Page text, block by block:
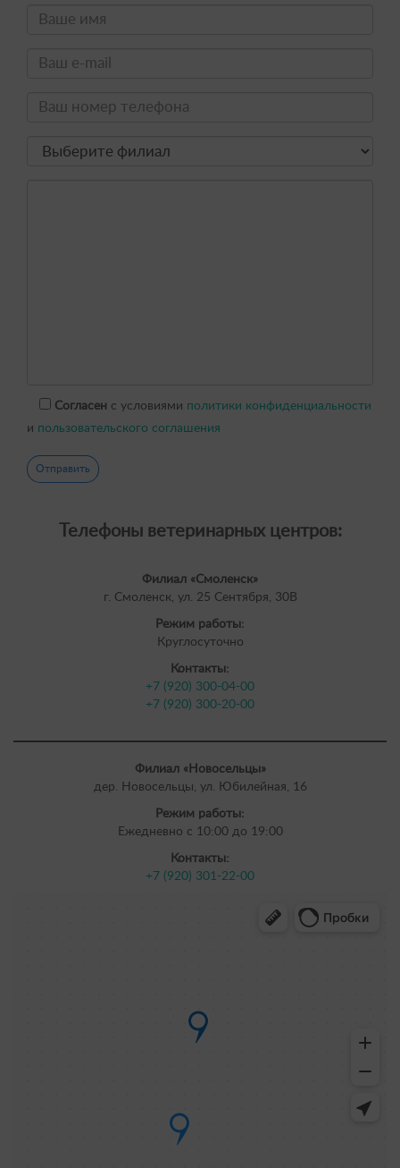
Согласен с условиями политики конфиденциальности
и пользовательского соглашения
Телефоны ветеринарных центров:
Филиал «Смоленск»
г. Смоленск, ул. 25 Сентября, 30В
Режим работы:
Круглосуточно
Контакты:
+7 (920) 300-04-00
+7 (920) 300-20-00
Филиал «Новосельцы»
дер. Новосельцы, ул. Юбилейная, 16
Режим работы:
Ежедневно с 10:00 до 19:00
Контакты:
+7 (920) 301-22-00